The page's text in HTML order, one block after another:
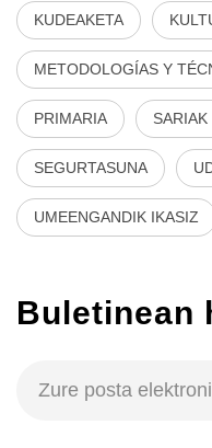
KUDEAKETA
METODOLOGÍAS Y
PRIMARIA SARIAK
SEGURTASUNA
UMEENGANDIK IKASIZ
Buletinean